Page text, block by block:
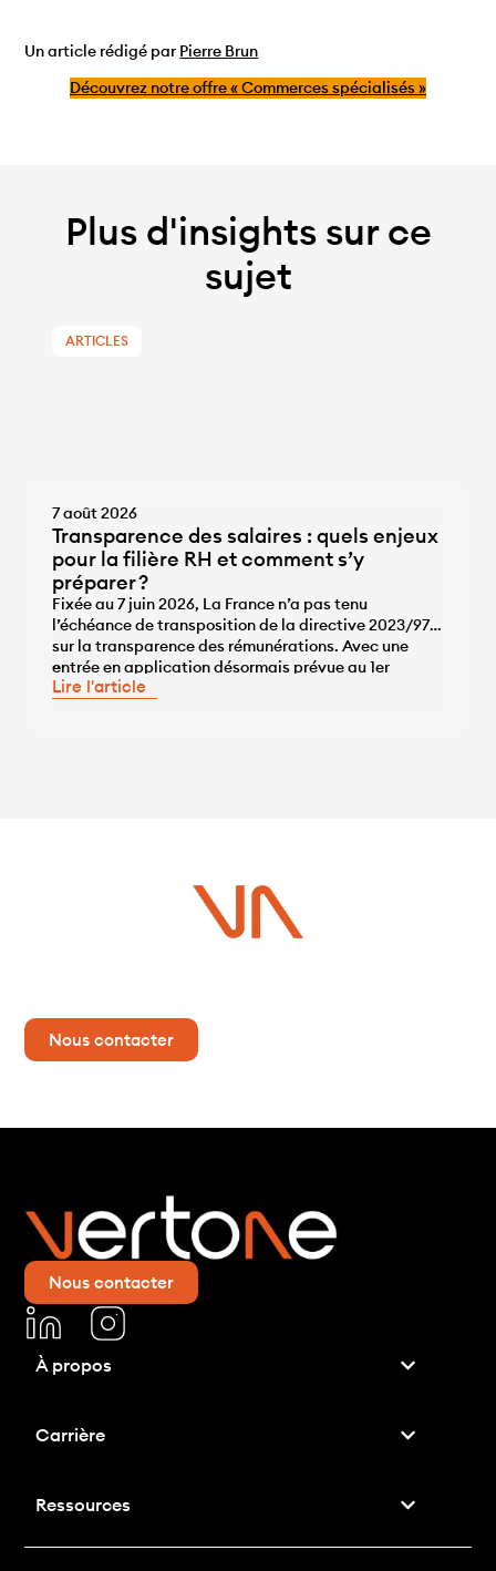
Un article rédigé par Pierre Brun
Découvrez notre offre « Commerces spécialisés »
Plus d'insights sur ce
sujet
ARTICLES
7 août 2026
Transparence des salaires : quels enjeux
pour la filière RH et comment s’y
préparer ?
Fixée au 7 juin 2026, La France n’a pas tenu
l’échéance de transposition de la directive 2023/970
sur la transparence des rémunérations. Avec une
entrée en application désormais prévue au 1er
janvier 2028, les entreprises disposent de l’année
...
Lire l'article
Nous contacter
Nous contacter
À propos
Carrière
Ressources